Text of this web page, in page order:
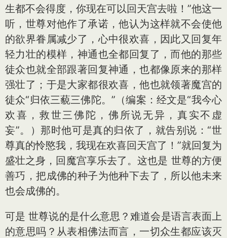
生都不会得度，你现在可以回天宫去啦！”他这一
听，世尊对他作了承诺，他认为这样就不会使他
的欲界眷属减少了，心中很欢喜，因此又回复年
轻力壮的模样，神通也全都回复了，而他的那些
徒众也就全部跟著回复神通，也都像原来的那样
强壮了；于是大家都很欢喜，他也就领著魔宫的
徒众“归依三藐三佛陀。”（编案：经文是“我今心
欢喜，救世三佛陀，佛所说无异，真实不虚
妄”。）那时他可是真的归依了，就告别说：“世
尊真的怜愍我，我现在欢喜回天宫了！”就回复为
盛壮之身，回魔宫享乐去了。这也是 世尊的方便
善巧，把成佛的种子为他种下去了，所以他未来
也会成佛的。
可是 世尊说的是什么意思？难道会是语言表面上
的意思吗？从表相佛法而言，一切众生都应该灭